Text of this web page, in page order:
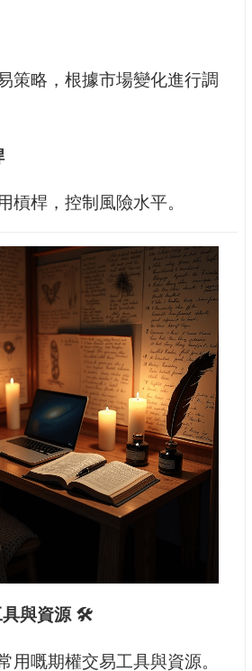
策略，根據市場變化進行調
槓桿，控制風險水平。
具與資源 🛠️
用嘅期權交易工具與資源。